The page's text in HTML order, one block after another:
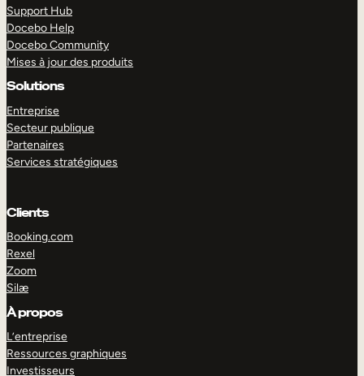
Support Hub
Docebo Help
Docebo Community
Mises à jour des produits
Solutions
Entreprise
Secteur publique
Partenaires
Services stratégiques
Clients
Booking.com
Rexel
Zoom
Silæ
À propos
L’entreprise
Ressources graphiques
Investisseurs